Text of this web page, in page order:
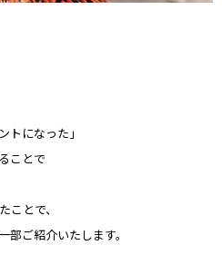
トになった」
ことで
ことで、
ご紹介いたします。